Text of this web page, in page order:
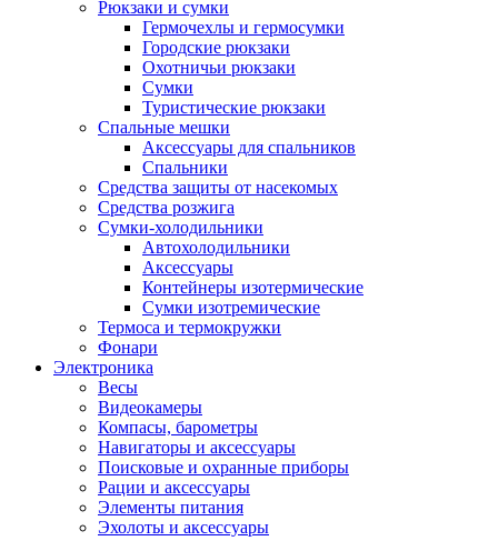
Рюкзаки и сумки
Гермочехлы и гермосумки
Городские рюкзаки
Охотничьи рюкзаки
Сумки
Туристические рюкзаки
Спальные мешки
Аксессуары для спальников
Спальники
Средства защиты от насекомых
Средства розжига
Сумки-холодильники
Автохолодильники
Аксессуары
Контейнеры изотермические
Сумки изотремические
Термоса и термокружки
Фонари
Электроника
Весы
Видеокамеры
Компасы, барометры
Навигаторы и аксессуары
Поисковые и охранные приборы
Рации и аксессуары
Элементы питания
Эхолоты и аксессуары